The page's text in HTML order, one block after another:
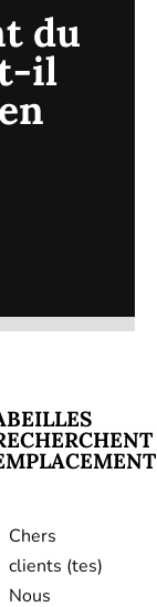
Points de Vente
du
t-il
Chers
clients (tes)
Nous